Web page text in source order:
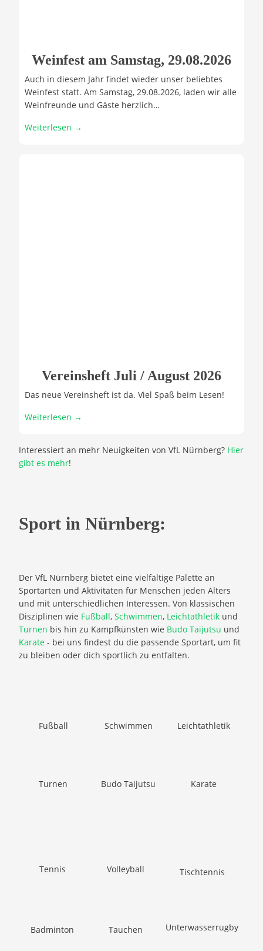
Weinfest am Samstag, 29.08.2026
Auch in diesem Jahr findet wieder unser beliebtes
Weinfest statt. Am Samstag, 29.08.2026, laden wir alle
Weinfreunde und Gäste herzlich…
Weiterlesen →
Vereinsheft Juli / August 2026
Das neue Vereinsheft ist da. Viel Spaß beim Lesen!
Weiterlesen →
Interessiert an mehr Neuigkeiten von VfL Nürnberg? Hier
gibt es mehr!
Sport in Nürnberg:
Der VfL Nürnberg bietet eine vielfältige Palette an
Sportarten und Aktivitäten für Menschen jeden Alters
und mit unterschiedlichen Interessen. Von klassischen
Disziplinen wie Fußball, Schwimmen, Leichtathletik und
Turnen bis hin zu Kampfkünsten wie Budo Taijutsu und
Karate - bei uns findest du die passende Sportart, um fit
zu bleiben oder dich sportlich zu entfalten.
Fußball Schwimmen Leichtathletik
Turnen Budo Taijutsu Karate
Tennis Volleyball Tischtennis
Badminton Tauchen Unterwasserrugby